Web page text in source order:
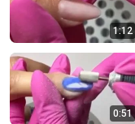
1:12
0:51